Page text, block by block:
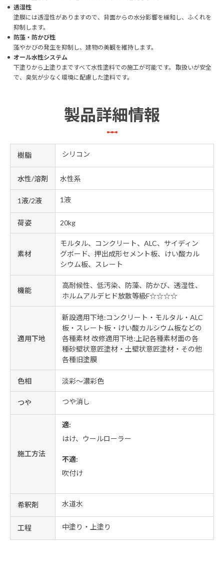
透湿性
塗膜には透湿性がありますので、背面からの水分影響を緩和し、ふくれを
抑制します。
防藻・防かび性
藻やかびの発生を抑制し、建物の美観を維持します。
オール水性システム
下塗りから上塗りまですべて水性塗料での施工が可能です。 取扱いが安全
で、臭気が少なく環境に配慮した塗料です。
製品詳細情報
樹脂 シリコン
水性/溶剤 水性系
1液/2液 1液
荷姿 20kg
素材
モルタル、コンクリート、ALC、サイディン
グボード、押出成形セメント板、けい酸カル
シウム板、スレート
機能
高耐候性、低汚染、防藻、防かび、透湿性、
ホルムアルデヒド放散等級F☆☆☆☆
適用下地
新設適用下地:コンクリート・モルタル・ALC
板・スレート板・けい酸カルシウム板などの
各種素材 改修適用下地:上記各種素材面の各
種砂壁状意匠塗材・土壁状意匠塗材・その他
各種旧塗膜
色相 淡彩～濃彩色
つや つや消し
施工方法
適:
はけ、ウールローラー
不適:
吹付け
希釈剤 水道水
工程 中塗り・上塗り